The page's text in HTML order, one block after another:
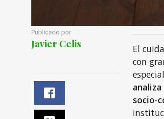
Publicado por
Javier Celis
El
con
socio-